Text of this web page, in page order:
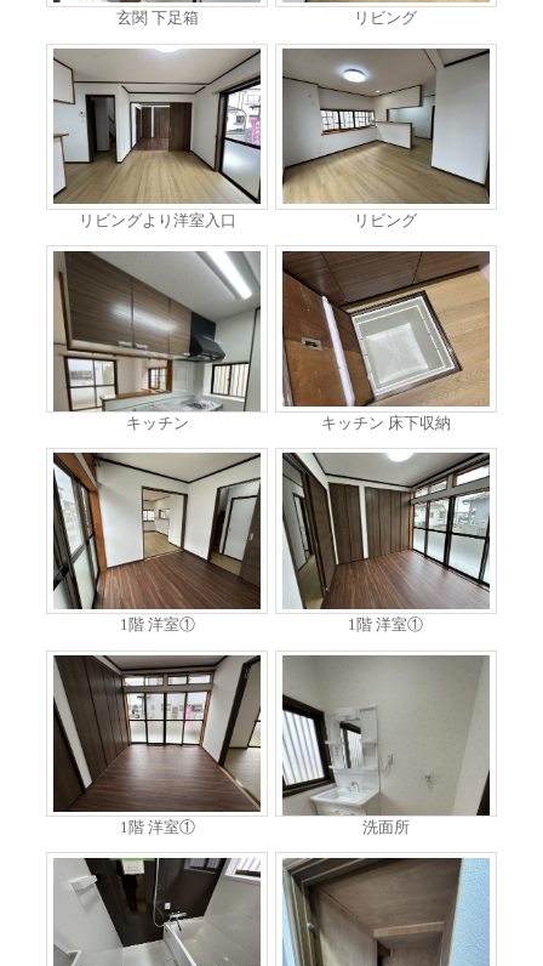
玄関 下足箱 リビング
リビングより洋室入口 リビング
キッチン キッチン 床下収納
1階 洋室① 1階 洋室①
1階 洋室① 洗面所